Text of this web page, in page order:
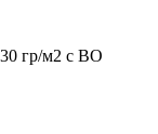
гр/м2 с ВО